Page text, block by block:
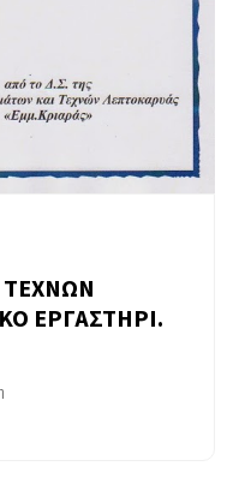
ΕΡΓΑΣΤΗΡΙ.